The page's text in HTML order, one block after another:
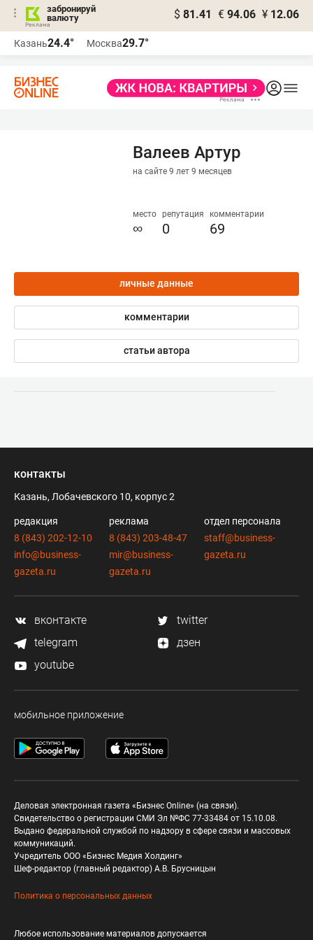
забронируй
валюту
$ 81.41 € 94.06 ¥ 12.06
Казань24.4° Москва29.7°
Валеев Артур
на сайте 9 лет 9 месяцев
место
∞
репутация
0
комментарии
69
личные данные
комментарии
статьи автора
контакты
Казань, Лобачевского 10, корпус 2
редакция
8 (843) 202-12-10
info@business-
gazeta.ru
реклама
8 (843) 203-48-47
mir@business-
gazeta.ru
отдел персонала
staff@business-
gazeta.ru
вконтакте
twitter
telegram
дзен
youtube
мобильное приложение
Деловая электронная газета «Бизнес Online» (на связи).
Свидетельство о регистрации СМИ Эл №ФС 77-33484 от 15.10.08.
Выдано федеральной службой по надзору в сфере связи и массовых
коммуникаций.
Учредитель ООО «Бизнес Медия Холдинг»
Шеф-редактор (главный редактор) А.В. Брусницын
Политика о персональных данных
Любое использование материалов допускается